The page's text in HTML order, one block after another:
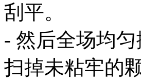
刮平。
- 然后全场均
扫掉未粘牢的颗